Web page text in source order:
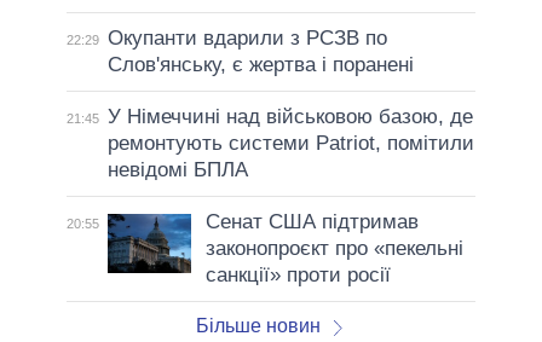
22:29 Окупанти вдарили з РСЗВ по
Слов'янську, є жертва і поранені
21:45 У Німеччині над військовою базою, де
ремонтують системи Patriot, помітили
невідомі БПЛА
20:55
Сенат США підтримав
законопроєкт про «пекельні
санкції» проти росії
Більше новин